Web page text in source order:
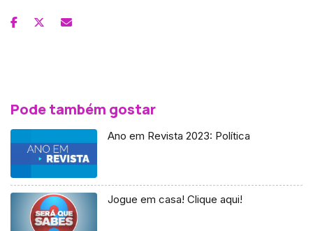
Pode também gostar
Ano em Revista 2023: Política
Jogue em casa! Clique aqui!